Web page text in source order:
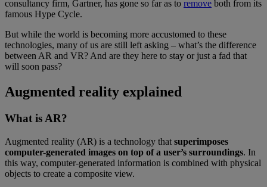
consultancy firm, Gartner, has gone so far as to remove both from its
famous Hype Cycle.
But while the world is becoming more accustomed to these
technologies, many of us are still left asking – what’s the difference
between AR and VR? And are they here to stay or just a fad that
will soon pass?
Augmented reality explained
What is AR?
Augmented reality (AR) is a technology that superimposes
computer-generated images on top of a user’s surroundings. In
this way, computer-generated information is combined with physical
objects to create a composite view.